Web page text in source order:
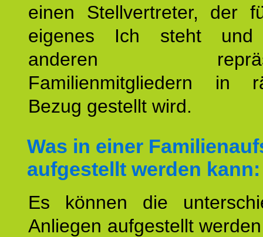
einen Stellvertreter, der
eigenes Ich steht
anderen
Familienmitgliedern in
Bezug gestellt wird.
Was in einer
aufgestellt werden kann:
Es können die
Anliegen aufgestellt